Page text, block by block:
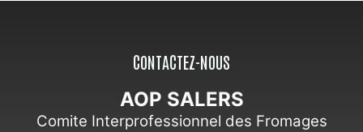
CONTACTEZ-NOUS
AOP SALERS
Comite Interprofessionnel des Fromages